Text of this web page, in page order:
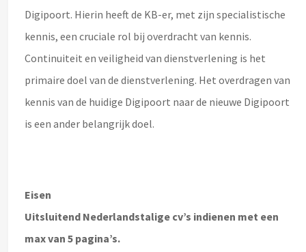
Digipoort. Hierin heeft de KB-er, met zijn specialistische
kennis, een cruciale rol bij overdracht van kennis.
Continuiteit en veiligheid van dienstverlening is het
primaire doel van de dienstverlening. Het overdragen van
kennis van de huidige Digipoort naar de nieuwe Digipoort
is een ander belangrijk doel.
Eisen
Uitsluitend Nederlandstalige cv’s indienen met een
max van 5 pagina’s.